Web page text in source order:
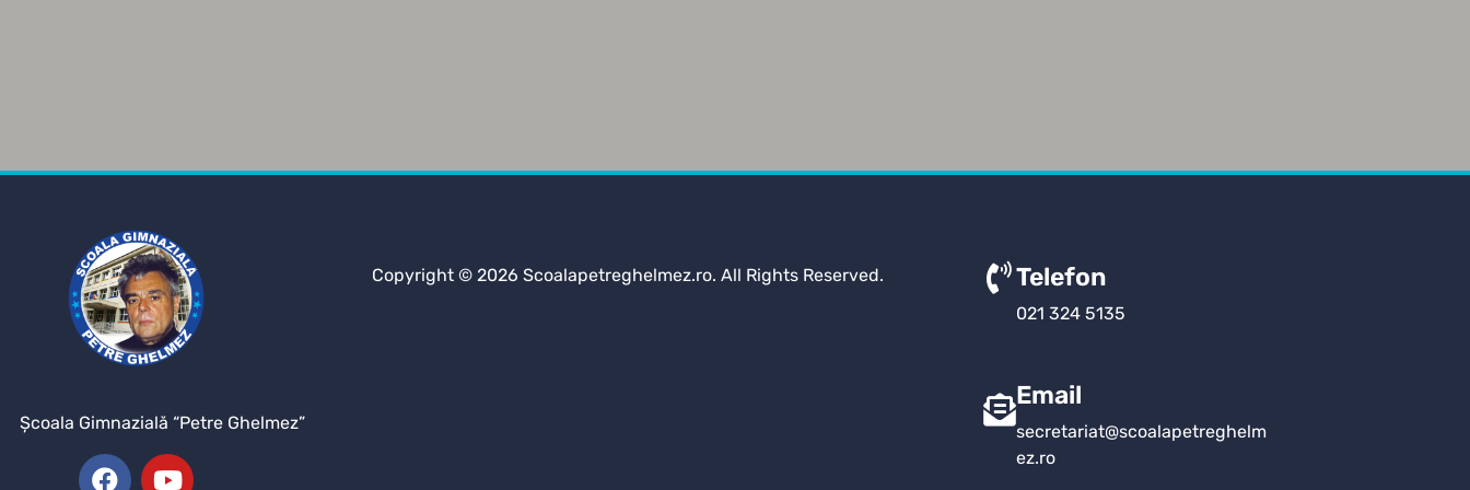
Şcoala Gimnazială “Petre Ghelmez”
Copyright © 2026 Scoalapetreghelmez.ro. All Rights Reserved. Telefon
021 324 5135
Email
secretariat@scoalapetreghelm
ez.ro